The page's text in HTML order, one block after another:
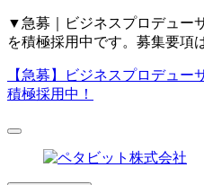
▼ 急募｜ビジネスプロデュー
を積極採用中です。募集要項
【急募】
ビジネスプロデュー
積極採用中！